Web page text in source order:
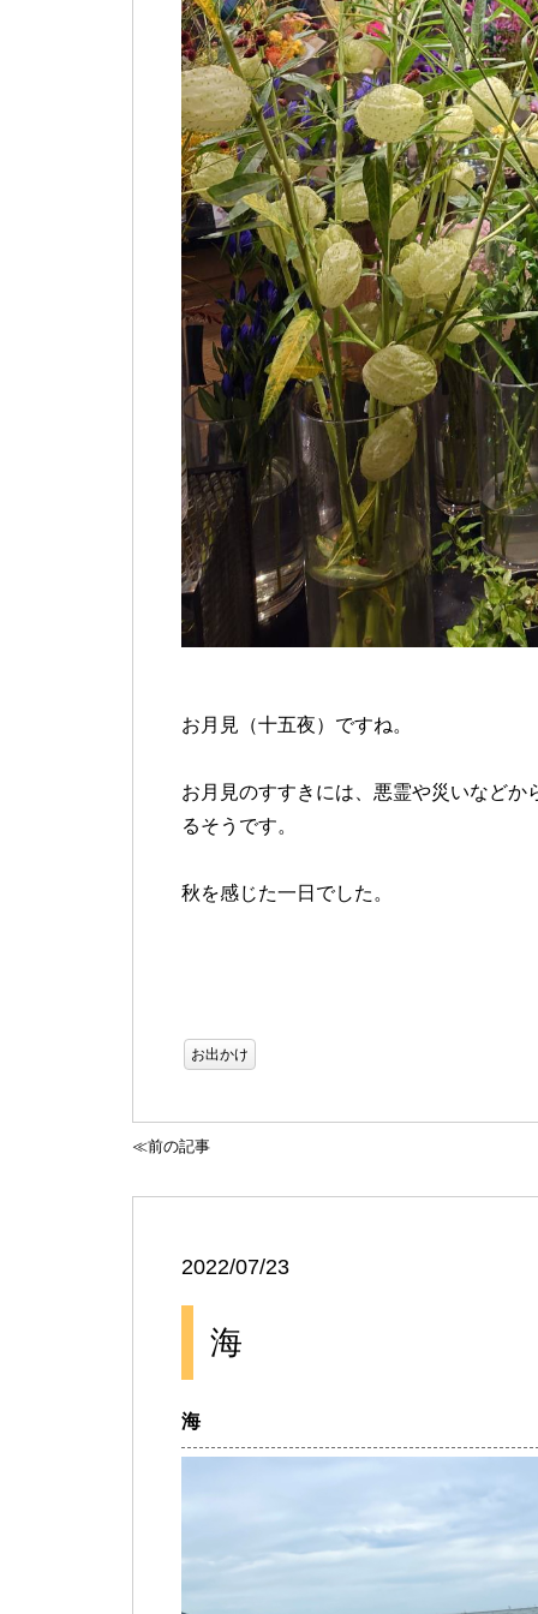
お月見（十五夜）ですね。
お月見のすすきには、悪霊や災いなど
るそうです。
秋を感じた一日でした。
お出かけ
≪前の記事
2022/07/23
海
海